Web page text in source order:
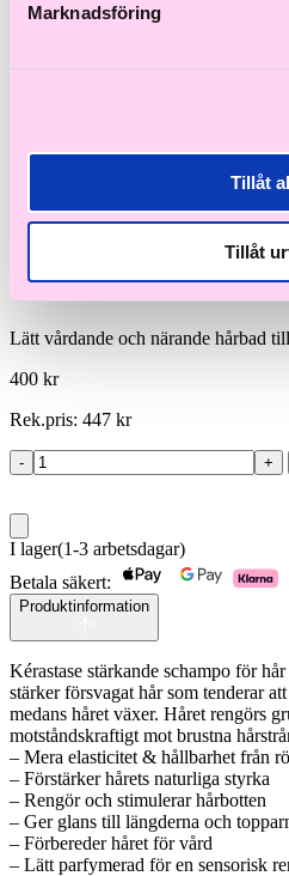
Marknadsföring
Tillåt
Tillåt
Kérastase
Extentioniste
Lätt vårdande och närande hårbad
400 kr
Rek.pris: 447 kr
-
Kérastase
Bain
Extentioniste
Shampoo
250ml
mängd
+
I lager(1-3 arbetsdagar)
Betala säkert:
Produktinformation
Kérastase stärkande schampo för
stärker försvagat hår som tenderar
medans håret växer. Håret rengörs
motståndskraftigt mot brustna
– Mera elasticitet & hållbarhet från
– Förstärker hårets naturliga styrka
– Rengör och stimulerar hårbotten
– Ger glans till längderna och
– Förbereder håret för vård
– Lätt parfymerad för en sensorisk